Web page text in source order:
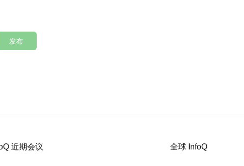
发布
近期会议 全球 InfoQ